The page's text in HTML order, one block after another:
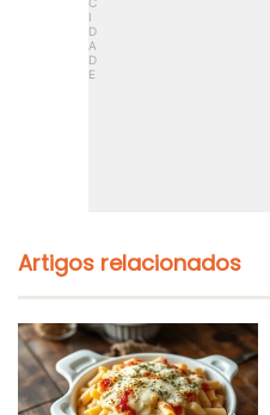
Artigos relacionados